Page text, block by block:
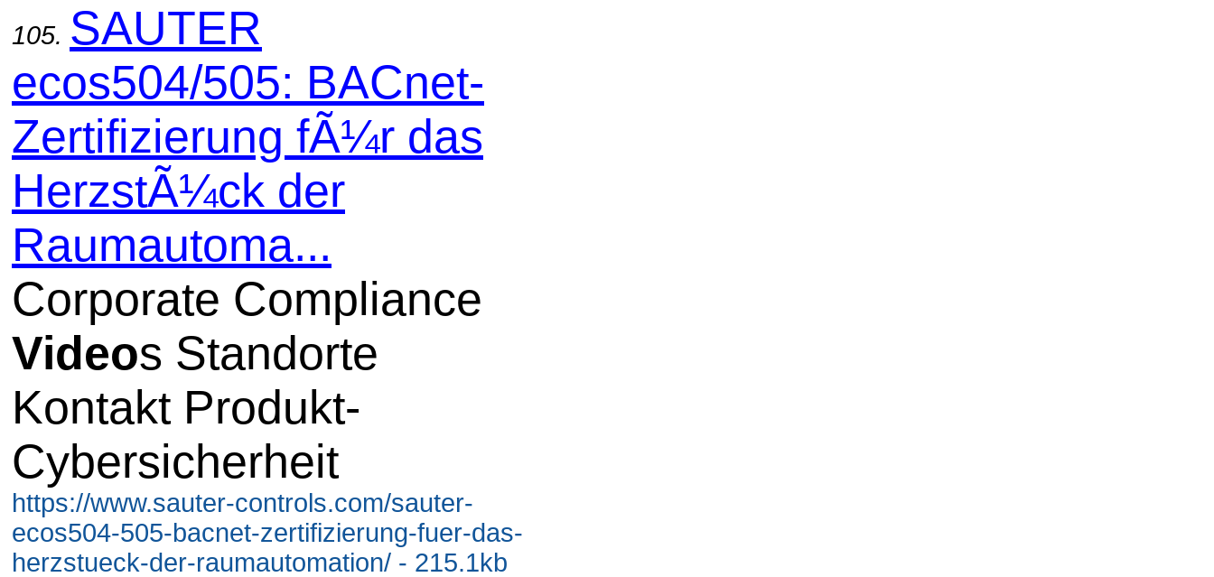
105. SAUTER
ecos504/505: BACnet-
Zertifizierung fÃ¼r das
HerzstÃ¼ck der
Raumautoma...
Corporate Compliance
Videos Standorte
Kontakt Produkt-
Cybersicherheit
https://www.sauter-controls.com/sauter-
ecos504-505-bacnet-zertifizierung-fuer-das-
herzstueck-der-raumautomation/ - 215.1kb